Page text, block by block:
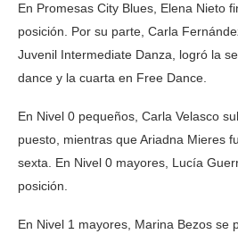
En Promesas City Blues, Elena Nieto
posición. Por su parte, Carla
Juvenil Intermediate Danza, logró la
dance y la cuarta en Free Dance.
En Nivel 0 pequeños, Carla Velasco
puesto, mientras que Ariadna Mieres
sexta. En Nivel 0 mayores, Lucía
posición.
En Nivel 1 mayores, Marina Bezos se